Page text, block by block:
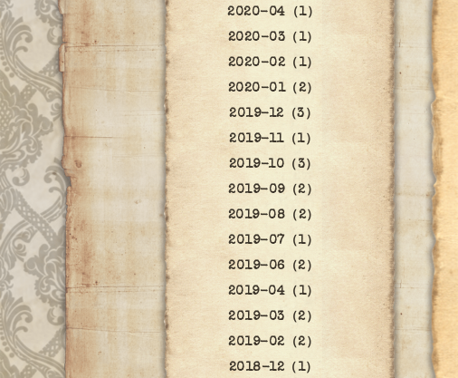
2020-04（1）
2020-03（1）
2020-02（1）
2020-01（2）
2019-12（3）
2019-11（1）
2019-10（3）
2019-09（2）
2019-08（2）
2019-07（1）
2019-06（2）
2019-04（1）
2019-03（2）
2019-02（2）
2018-12（1）